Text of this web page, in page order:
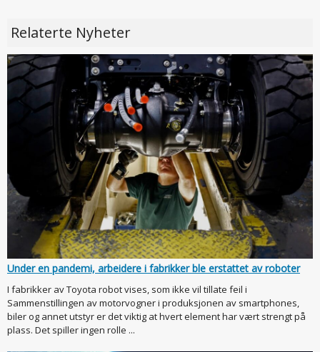
Relaterte Nyheter
Under en pandemi, arbeidere i fabrikker ble erstattet av roboter
I fabrikker av Toyota robot vises, som ikke vil tillate feil i
Sammenstillingen av motorvogner i produksjonen av smartphones,
biler og annet utstyr er det viktig at hvert element har vært strengt på
plass. Det spiller ingen rolle ...